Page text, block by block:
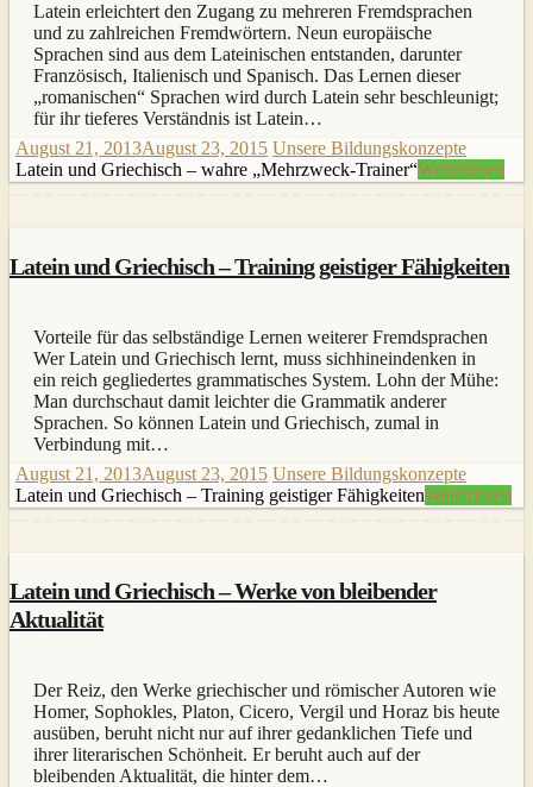
Latein erleichtert den Zugang zu mehreren Fremdsprachen
und zu zahlreichen Fremdwörtern. Neun europäische
Sprachen sind aus dem Lateinischen entstanden, darunter
Französisch, Italienisch und Spanisch. Das Lernen dieser
„romanischen“ Sprachen wird durch Latein sehr beschleunigt;
für ihr tieferes Verständnis ist Latein…
August 21, 2013August 23, 2015 Unsere Bildungskonzepte
Latein und Griechisch – wahre „Mehrzweck-Trainer“Weiterlesen
Latein und Griechisch – Training geistiger Fähigkeiten
Vorteile für das selbständige Lernen weiterer Fremdsprachen
Wer Latein und Griechisch lernt, muss sichhineindenken in
ein reich gegliedertes grammatisches System. Lohn der Mühe:
Man durchschaut damit leichter die Grammatik anderer
Sprachen. So können Latein und Griechisch, zumal in
Verbindung mit…
August 21, 2013August 23, 2015 Unsere Bildungskonzepte
Latein und Griechisch – Training geistiger FähigkeitenWeiterlesen
Latein und Griechisch – Werke von bleibender
Aktualität
Der Reiz, den Werke griechischer und römischer Autoren wie
Homer, Sophokles, Platon, Cicero, Vergil und Horaz bis heute
ausüben, beruht nicht nur auf ihrer gedanklichen Tiefe und
ihrer literarischen Schönheit. Er beruht auch auf der
bleibenden Aktualität, die hinter dem…